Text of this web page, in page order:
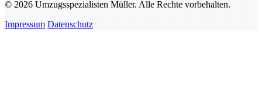
© 2026 Umzugsspezialisten Müller. Alle Rechte vorbehalten.
Impressum Datenschutz